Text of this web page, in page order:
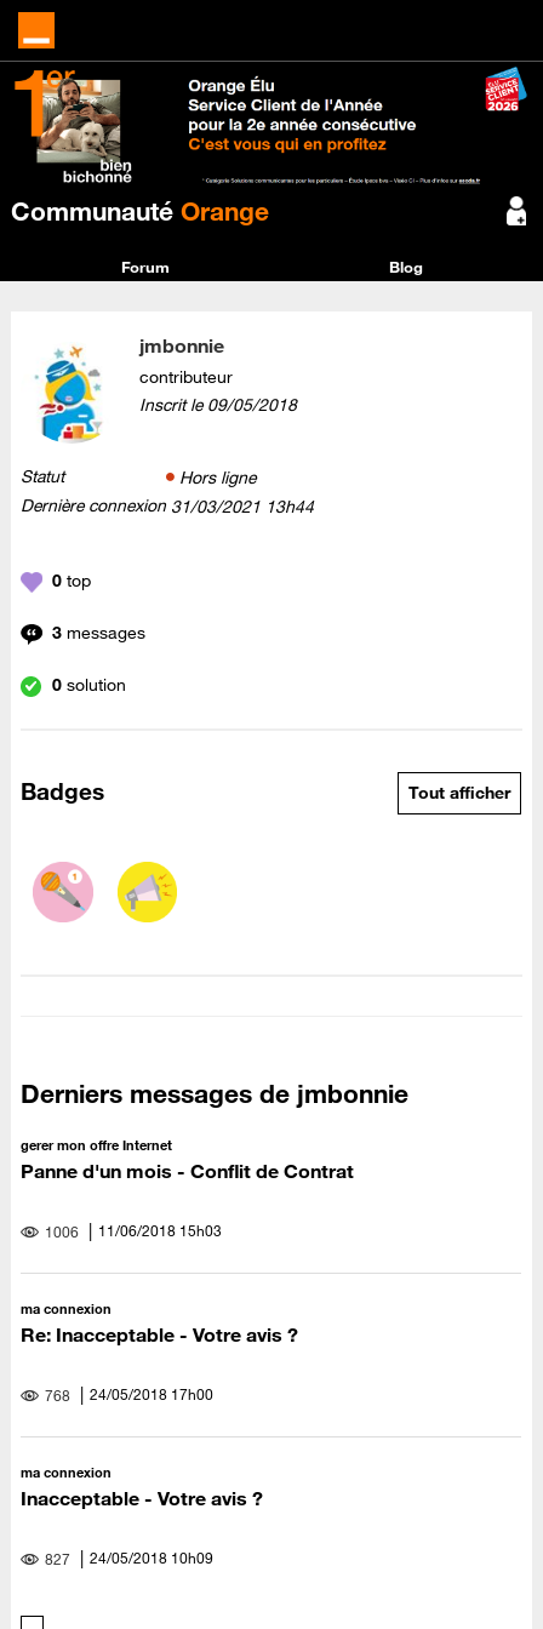
Communauté Orange
Forum Blog
jmbonnie
contributeur
Inscrit le‎09/05/2018
Statut
Hors ligne
Dernière connexion ‎31/03/2021 13h44
0 top
3 messages
0 solution
Badges Tout afficher
Derniers messages de jmbonnie
gerer mon offre Internet
Panne d'un mois - Conflit de Contrat
1006 ‎11/06/2018 15h03
ma connexion
Re: Inacceptable - Votre avis ?
768 ‎24/05/2018 17h00
ma connexion
Inacceptable - Votre avis ?
827 ‎24/05/2018 10h09